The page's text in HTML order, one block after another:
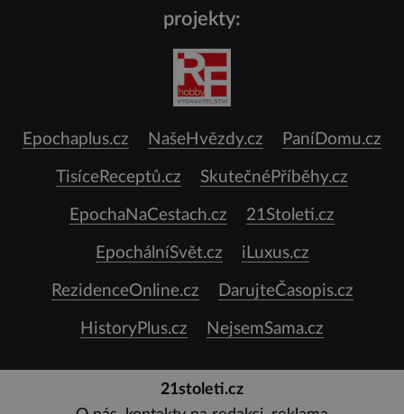
projekty:
Epochaplus.cz NašeHvězdy.cz PaníDomu.cz
TisíceReceptů.cz SkutečnéPříběhy.cz
EpochaNaCestach.cz 21Stoleti.cz
EpochálníSvět.cz iLuxus.cz
RezidenceOnline.cz DarujteČasopis.cz
HistoryPlus.cz NejsemSama.cz
21stoleti.cz